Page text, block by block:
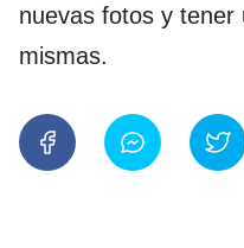
nuevas fotos y tener
mismas.